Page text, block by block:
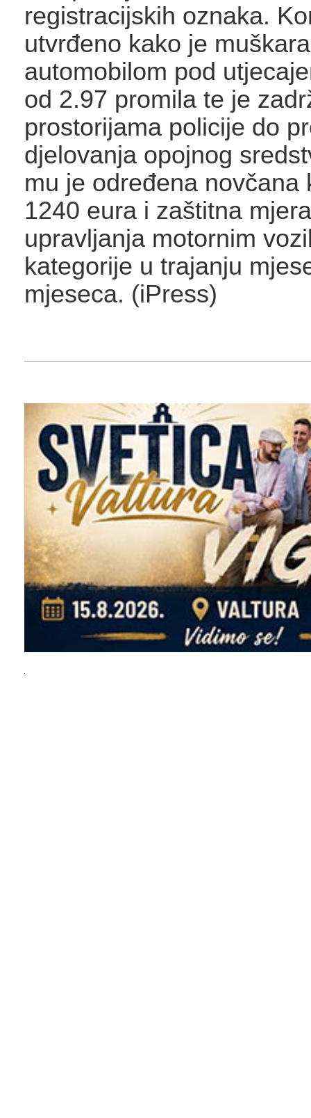
registracijskih oznaka.
utvrđeno kako je
automobilom pod
od 2.97 promila te je
prostorijama policije do
djelovanja opojnog
mu je određena novčana
1240 eura i zaštitna
upravljanja motornim
kategorije u trajanju
mjeseca. (iPress)